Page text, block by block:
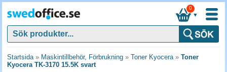
▼
0
Startsida» Maskintillbehör, Förbrukning » Toner Kyocera» Toner
Kyocera TK-3170 15.5K svart